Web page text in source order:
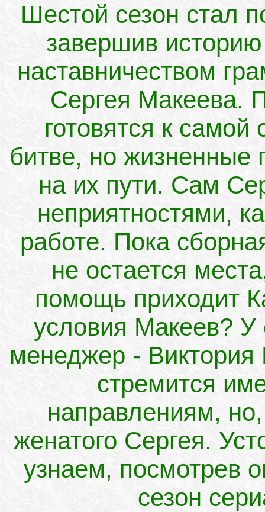
Шестой сезон стал
завершив
наставничеством
Сергея Макеева.
готовятся к
битве, но жизненные
на их пути. Сам
неприятностями,
работе. Пока
не остается
помощь приходит
условия Макеев? У
менеджер - Виктория
стремится
направлениям,
женатого Сергея.
узнаем, посмотрев
сезон